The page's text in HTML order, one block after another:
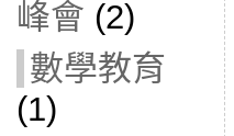
峰會 (2)
數學教育
(1)